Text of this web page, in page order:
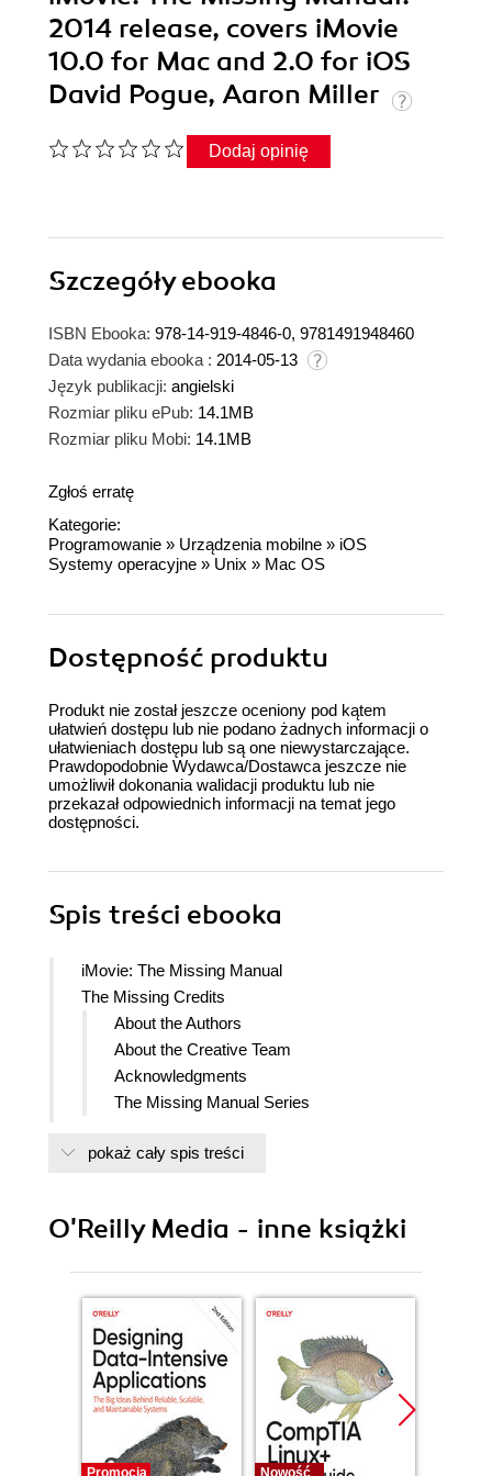
2014 release, covers iMovie
10.0 for Mac and 2.0 for iOS
David Pogue, Aaron Miller
Dodaj opinię
Szczegółyebooka
ISBN Ebooka: 978-14-919-4846-0, 9781491948460
Data wydania ebooka : 2014-05-13
Język publikacji: angielski
Rozmiar pliku ePub: 14.1MB
Rozmiar pliku Mobi: 14.1MB
Zgłoś erratę
Kategorie:
Programowanie » Urządzenia mobilne » iOS
Systemy operacyjne » Unix » Mac OS
Dostępność produktu
Produkt nie został jeszcze oceniony pod kątem
ułatwień dostępu lub nie podano żadnych informacji o
ułatwieniach dostępu lub są one niewystarczające.
Prawdopodobnie Wydawca/Dostawca jeszcze nie
umożliwił dokonania walidacji produktu lub nie
przekazał odpowiednich informacji na temat jego
dostępności.
Spis treści ebooka
iMovie: The Missing Manual
The Missing Credits
About the Authors
About the Creative Team
Acknowledgments
The Missing Manual Series
The Difficult Birth of the New iMovie
The Switch to Tapeless Camcorders
H.264, MPEG-4, AVCHD, and Other
Jargon
H.264
MPEG
AVCHD
iFrame
Camcorder Features: Which Are
pokaż cały spis treści
O'Reilly Media - inne książki
Promocja
Nowość